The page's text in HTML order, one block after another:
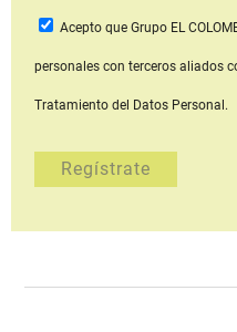
Acepto que Grupo EL
personales con terceros aliados
Tratamiento del Datos Personal.